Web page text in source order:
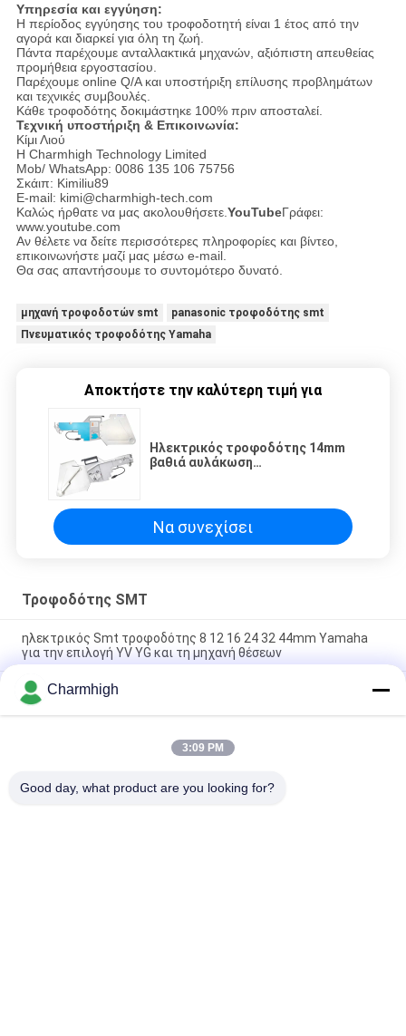
Υπηρεσία και εγγύηση:
Η περίοδος εγγύησης του τροφοδοτητή είναι 1 έτος από την
αγορά και διαρκεί για όλη τη ζωή.
Πάντα παρέχουμε ανταλλακτικά μηχανών, αξιόπιστη απευθείας
προμήθεια εργοστασίου.
Παρέχουμε online Q/A και υποστήριξη επίλυσης προβλημάτων
και τεχνικές συμβουλές.
Κάθε τροφοδότης δοκιμάστηκε 100% πριν αποσταλεί.
Τεχνική υποστήριξη & Επικοινωνία:
Κίμι Λιού
Η Charmhigh Technology Limited
Mob/ WhatsApp: 0086 135 106 75756
Σκάιπ: Kimiliu89
E-mail: kimi@charmhigh-tech.com
Καλώς ήρθατε να μας ακολουθήσετε. YouTubeΓράφει:
www.youtube.com
Αν θέλετε να δείτε περισσότερες πληροφορίες και βίντεο,
επικοινωνήστε μαζί μας μέσω e-mail.
Θα σας απαντήσουμε το συντομότερο δυνατό.
μηχανή τροφοδοτών smt
panasonic τροφοδότης smt
Πνευματικός τροφοδότης Yamaha
Αποκτήστε την καλύτερη τιμή για
Ηλεκτρικός τροφοδότης 14mm
βαθιά αυλάκωση
Να συνεχίσει
Τροφοδότης SMT
ηλεκτρικός Smt τροφοδότης 8 12 16 24 32 44mm Yamaha
για την επιλογή YV YG και τη μηχανή θέσεων
Ηλεκτρικός τροφοδότης 8 12 Yamaha 16 24mm για την
επιλογή DIY και τη μηχανή θέσεων, μηχανή Charmhigh SMT
Ηλεκτρικός SMT τροφοδότης 8/12/16/24mm του Φούτζι
NXT για Charmhigh chm-860 μηχανή επιλογών 861 863 και
Charmhigh
3:09 PM
Good day, what product are you looking for?